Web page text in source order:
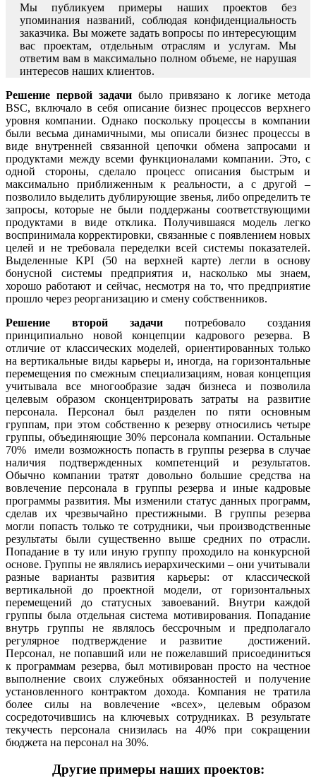
Мы публикуем примеры наших проектов без
упоминания названий, соблюдая конфиденциальность
заказчика. Вы можете задать вопросы по интересующим
вас проектам, отдельным отраслям и услугам. Мы
ответим вам в максимально полном объеме, не нарушая
интересов наших клиентов.
Решение первой задачи было привязано к логике метода
BSC, включало в себя описание бизнес процессов верхнего
уровня компании. Однако поскольку процессы в компании
были весьма динамичными, мы описали бизнес процессы в
виде внутренней связанной цепочки обмена запросами и
продуктами между всеми функционалами компании. Это, с
одной стороны, сделало процесс описания быстрым и
максимально приближенным к реальности, а с другой –
позволило выделить дублирующие звенья, либо определить те
запросы, которые не были поддержаны соответствующими
продуктами в виде отклика. Получившаяся модель легко
воспринимала корректировки, связанные с появлением новых
целей и не требовала переделки всей системы показателей.
Выделенные KPI (50 на верхней карте) легли в основу
бонусной системы предприятия и, насколько мы знаем,
хорошо работают и сейчас, несмотря на то, что предприятие
прошло через реорганизацию и смену собственников.
Решение второй задачи потребовало создания
принципиально новой концепции кадрового резерва. В
отличие от классических моделей, ориентированных только
на вертикальные виды карьеры и, иногда, на горизонтальные
перемещения по смежным специализациям, новая концепция
учитывала все многообразие задач бизнеса и позволила
целевым образом сконцентрировать затраты на развитие
персонала. Персонал был разделен по пяти основным
группам, при этом собственно к резерву относились четыре
группы, объединяющие 30% персонала компании. Остальные
70% имели возможность попасть в группы резерва в случае
наличия подтвержденных компетенций и результатов.
Обычно компании тратят довольно большие средства на
вовлечение персонала в группы резерва и иные кадровые
программы развития. Мы изменили статус данных программ,
сделав их чрезвычайно престижными. В группы резерва
могли попасть только те сотрудники, чьи производственные
результаты были существенно выше средних по отрасли.
Попадание в ту или иную группу проходило на конкурсной
основе. Группы не являлись иерархическими – они учитывали
разные варианты развития карьеры: от классической
вертикальной до проектной модели, от горизонтальных
перемещений до статусных завоеваний. Внутри каждой
группы была отдельная система мотивирования. Попадание
внутрь группы не являлось бессрочным и предполагало
регулярное подтверждение и развитие достижений.
Персонал, не попавший или не пожелавший присоединиться
к программам резерва, был мотивирован просто на честное
выполнение своих служебных обязанностей и получение
установленного контрактом дохода. Компания не тратила
более силы на вовлечение «всех», целевым образом
сосредоточившись на ключевых сотрудниках. В результате
текучесть персонала снизилась на 40% при сокращении
бюджета на персонал на 30%.
Другие примеры наших проектов: